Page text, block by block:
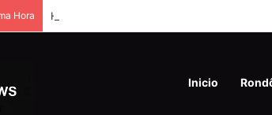
Hora Homem de 45 anos é preso com drogas e
Inicio